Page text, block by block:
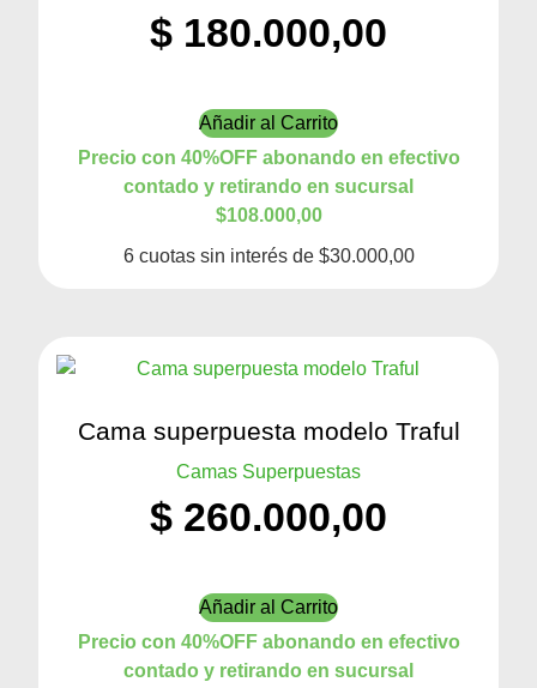
$ 180.000,00
Añadir al Carrito
Precio con 40%OFF abonando en efectivo
contado y retirando en sucursal
$108.000,00
6 cuotas sin interés de $30.000,00
Cama superpuesta modelo Traful
Camas Superpuestas
$ 260.000,00
Añadir al Carrito
Precio con 40%OFF abonando en efectivo
contado y retirando en sucursal